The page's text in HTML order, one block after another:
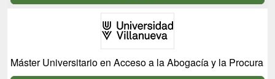
Máster Universitario en Acceso a la Abogacía y la Procura